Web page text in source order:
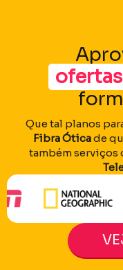
Que tal planos
Fibra Óticade
também serviços